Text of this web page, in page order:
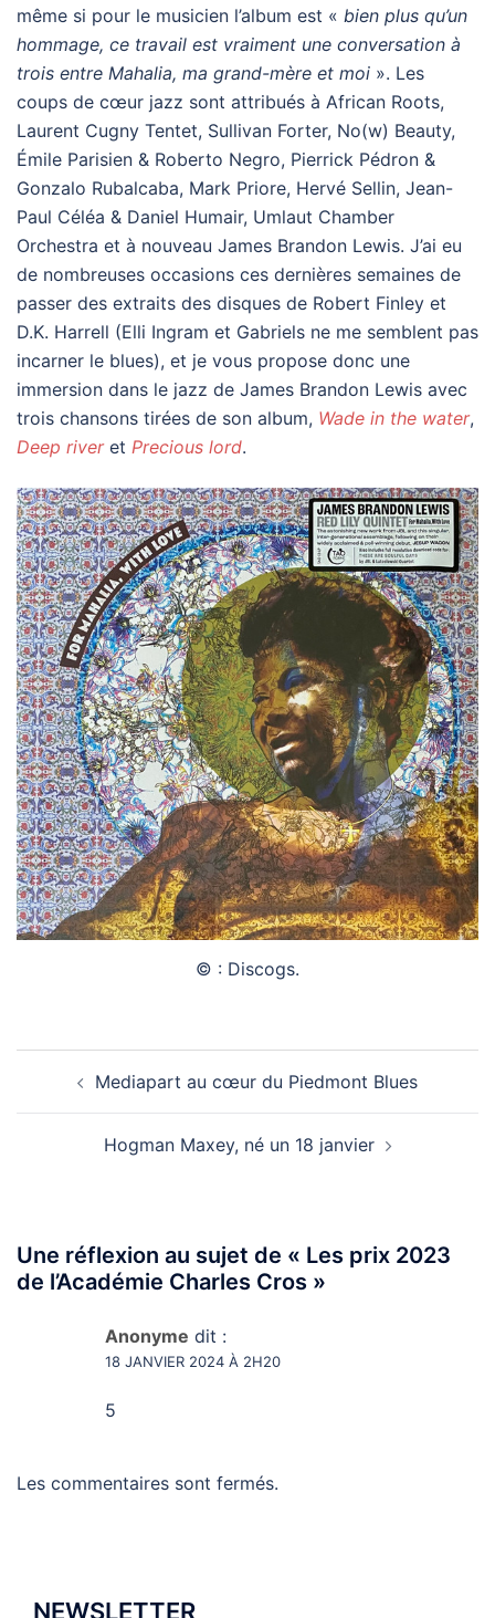
même si pour le musicien l’album est « bien plus qu’un
hommage, ce travail est vraiment une conversation à
trois entre Mahalia, ma grand-mère et moi ». Les
coups de cœur jazz sont attribués à African Roots,
Laurent Cugny Tentet, Sullivan Forter, No(w) Beauty,
Émile Parisien & Roberto Negro, Pierrick Pédron &
Gonzalo Rubalcaba, Mark Priore, Hervé Sellin, Jean-
Paul Céléa & Daniel Humair, Umlaut Chamber
Orchestra et à nouveau James Brandon Lewis. J’ai eu
de nombreuses occasions ces dernières semaines de
passer des extraits des disques de Robert Finley et
D.K. Harrell (Elli Ingram et Gabriels ne me semblent pas
incarner le blues), et je vous propose donc une
immersion dans le jazz de James Brandon Lewis avec
trois chansons tirées de son album, Wade in the water,
Deep riveret Precious lord.
© : Discogs.
d’articleMediapart au cœur du Piedmont Blues
Hogman Maxey, né un 18 janvier
Une réflexion au sujet de « Les prix 2023
de l’Académie Charles Cros »
Anonyme dit :
18 JANVIER 2024 À 2H20
5
Les commentaires sont fermés.
NEWSLETTER